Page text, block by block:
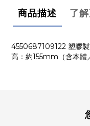
商品描述 了
4550687109122 塑膠
高：約155mm（含本體